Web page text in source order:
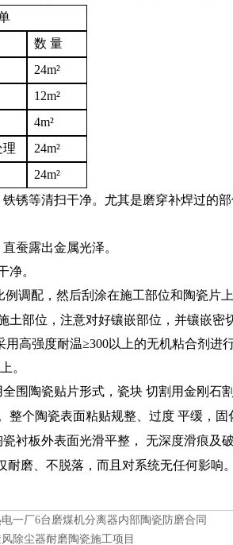
数 量
24m²
12m²
4m²
理
24m²
24m²
锈等清扫干净。尤其是磨穿补焊过的
蚕露出金属光泽。
净。
例调配，然后刮涂在施工部位和陶瓷片
土部位，注意对好镶嵌部位，并镶嵌密
用高强度耐温≥300以上的无机粘合剂进
。
围陶瓷贴片形式，瓷块 切割用金刚石
整个陶瓷表面粘贴规整、过度 平缓，固
衬板外表面光滑平整，
无深度滑痕及
磨、不脱落，而且对系统无任何影响。
一厂6台磨煤机分离器内部陶瓷防磨合同
除尘器耐磨陶瓷施工项目